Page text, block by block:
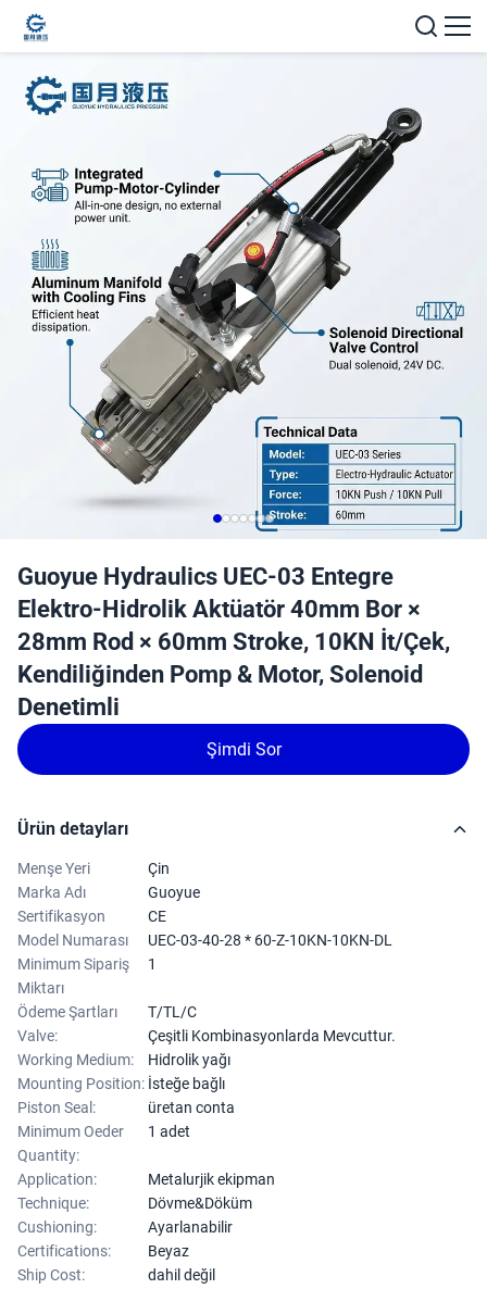
Guoyue Hydraulics UEC-03 Entegre
Elektro-Hidrolik Aktüatör 40mm Bor ×
28mm Rod × 60mm Stroke, 10KN İt/Çek,
Kendiliğinden Pomp & Motor, Solenoid
Denetimli
Şimdi Sor
Ürün detayları
Menşe Yeri
Çin
Marka Adı
Guoyue
Sertifikasyon
CE
Model Numarası
UEC-03-40-28 * 60-Z-10KN-10KN-DL
Minimum Sipariş
Miktarı
1
Ödeme Şartları
T/TL/C
Valve:
Çeşitli Kombinasyonlarda Mevcuttur.
Working Medium:
Hidrolik yağı
Mounting Position: İsteğe bağlı
Piston Seal:
üretan conta
Minimum Oeder
Quantity:
1 adet
Application:
Metalurjik ekipman
Technique:
Dövme&Döküm
Cushioning:
Ayarlanabilir
Certifications:
Beyaz
Ship Cost:
dahil değil